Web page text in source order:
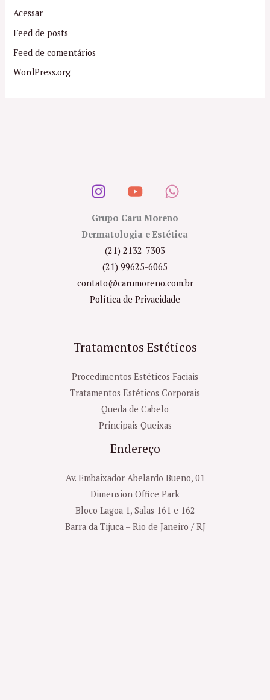
Acessar
Feed de posts
Feed de comentários
WordPress.org
Grupo Caru Moreno
Dermatologia e Estética
(21) 2132-7303
(21) 99625-6065
contato@carumoreno.com.br
Política de Privacidade
Tratamentos Estéticos
Procedimentos Estéticos Faciais
Tratamentos Estéticos Corporais
Queda de Cabelo
Principais Queixas
Endereço
Av. Embaixador Abelardo Bueno, 01
Dimension Office Park
Bloco Lagoa 1, Salas 161 e 162
Barra da Tijuca – Rio de Janeiro / RJ